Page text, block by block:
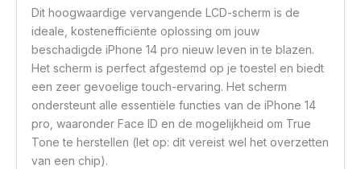
Dit hoogwaardige vervangende LCD-scherm is de
ideale, kostenefficiënte oplossing om jouw
beschadigde iPhone 14 pro nieuw leven in te blazen.
Het scherm is perfect afgestemd op je toestel en biedt
een zeer gevoelige touch-ervaring. Het scherm
ondersteunt alle essentiële functies van de iPhone 14
pro, waaronder Face ID en de mogelijkheid om True
Tone te herstellen (let op: dit vereist wel het overzetten
van een chip).